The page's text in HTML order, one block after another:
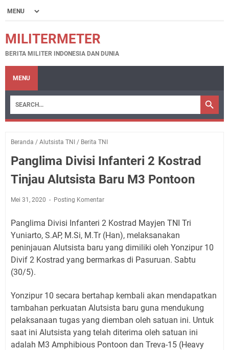
MILITERMETER
BERITA MILITER INDONESIA DAN DUNIA
MENU
Beranda / Alutsista TNI / Berita TNI
Panglima Divisi Infanteri 2 Kostrad
Tinjau Alutsista Baru M3 Pontoon
Mei 31, 2020 Posting Komentar
Panglima Divisi Infanteri 2 Kostrad Mayjen TNI Tri
Yuniarto, S.AP, M.Si, M.Tr (Han), melaksanakan
peninjauan Alutsista baru yang dimiliki oleh Yonzipur 10
Divif 2 Kostrad yang bermarkas di Pasuruan. Sabtu
(30/5).
Yonzipur 10 secara bertahap kembali akan mendapatkan
tambahan perkuatan Alutsista baru guna mendukung
pelaksanaan tugas yang diemban oleh satuan ini. Untuk
saat ini Alutsista yang telah diterima oleh satuan ini
adalah M3 Amphibious Pontoon dan Treva-15 (Heavy